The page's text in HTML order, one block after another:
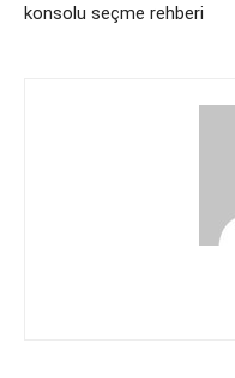
konsolu seçme rehberi